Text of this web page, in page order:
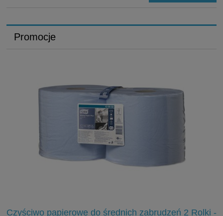
Promocje
Czyściwo papierowe do średnich zabrudzeń 2 Rolki -